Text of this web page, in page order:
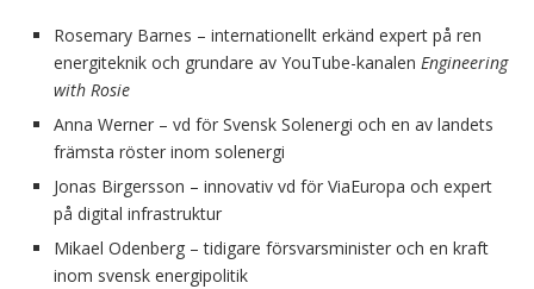
Rosemary Barnes – internationellt erkänd expert på ren
energiteknik och grundare av YouTube-kanalen Engineering
with Rosie
Anna Werner – vd för Svensk Solenergi och en av landets
främsta röster inom solenergi
Jonas Birgersson – innovativ vd för ViaEuropa och expert
på digital infrastruktur
Mikael Odenberg – tidigare försvarsminister och en kraft
inom svensk energipolitik